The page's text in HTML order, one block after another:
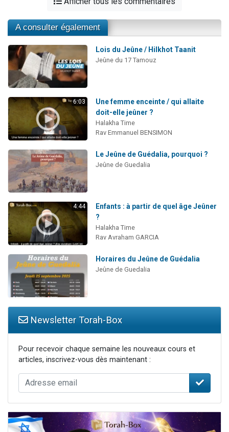
A consulter également
Lois du Jeûne / Hilkhot Taanit
Jeûne du 17 Tamouz
6:03
Une femme enceinte / qui allaite
doit-elle jeûner ?
Halakha Time
Rav Emmanuel BENSIMON
Le Jeûne de Guédalia, pourquoi ?
Jeûne de Guedalia
4:44
Enfants : à partir de quel âge Jeûner
?
Halakha Time
Rav Avraham GARCIA
Horaires du Jeûne de Guédalia
Jeûne de Guedalia
Newsletter Torah-Box
Pour recevoir chaque semaine les nouveaux cours et
articles, inscrivez-vous dès maintenant :